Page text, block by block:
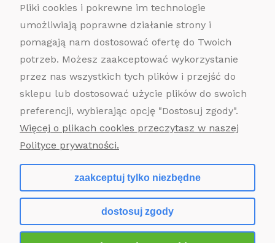
POMOC
MOJE KONTO
INFORMACJE
O NAS
Pliki cookies i pokrewne im technologie
umożliwiają poprawne działanie strony i
pomagają nam dostosować ofertę do Twoich
potrzeb. Możesz zaakceptować wykorzystanie
przez nas wszystkich tych plików i przejść do
sklepu lub dostosować użycie plików do swoich
preferencji, wybierając opcję "Dostosuj zgody".
Więcej o plikach cookies przeczytasz w naszej
Polityce prywatności.
zaakceptuj tylko niezbędne
dostosuj zgody